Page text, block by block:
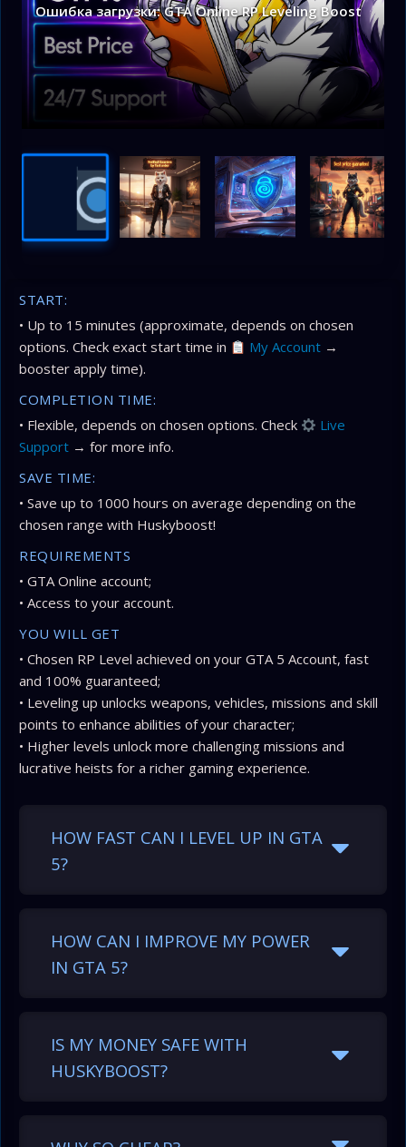
Ошибка загрузки: GTA Online RP Leveling Boost
START:
• Up to 15 minutes (approximate, depends on chosen
options. Check exact start time in
My Account →
booster apply time).
COMPLETION TIME:
• Flexible, depends on chosen options. Check
Live
Support → for more info.
SAVE TIME:
• Save up to 1000 hours on average depending on the
chosen range with Huskyboost!
REQUIREMENTS
• GTA Online account;
• Access to your account.
YOU WILL GET
• Chosen RP Level achieved on your GTA 5 Account, fast
and 100% guaranteed;
• Leveling up unlocks weapons, vehicles, missions and skill
points to enhance abilities of your character;
• Higher levels unlock more challenging missions and
lucrative heists for a richer gaming experience.
HOW FAST CAN I LEVEL UP IN GTA
5?
HOW CAN I IMPROVE MY POWER
IN GTA 5?
IS MY MONEY SAFE WITH
HUSKYBOOST?